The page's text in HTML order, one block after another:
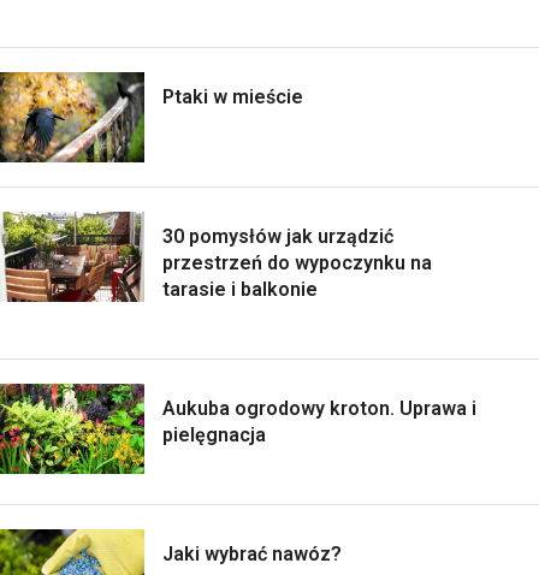
Ptaki w mieście
30 pomysłów jak urządzić
przestrzeń do wypoczynku na
tarasie i balkonie
Aukuba ogrodowy kroton. Uprawa i
pielęgnacja
Jaki wybrać nawóz?